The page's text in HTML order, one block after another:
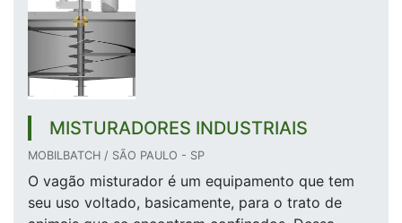
MISTURADORES INDUSTRIAIS
MOBILBATCH / SÃO PAULO - SP
O vagão misturador é um equipamento que tem
seu uso voltado, basicamente, para o trato de